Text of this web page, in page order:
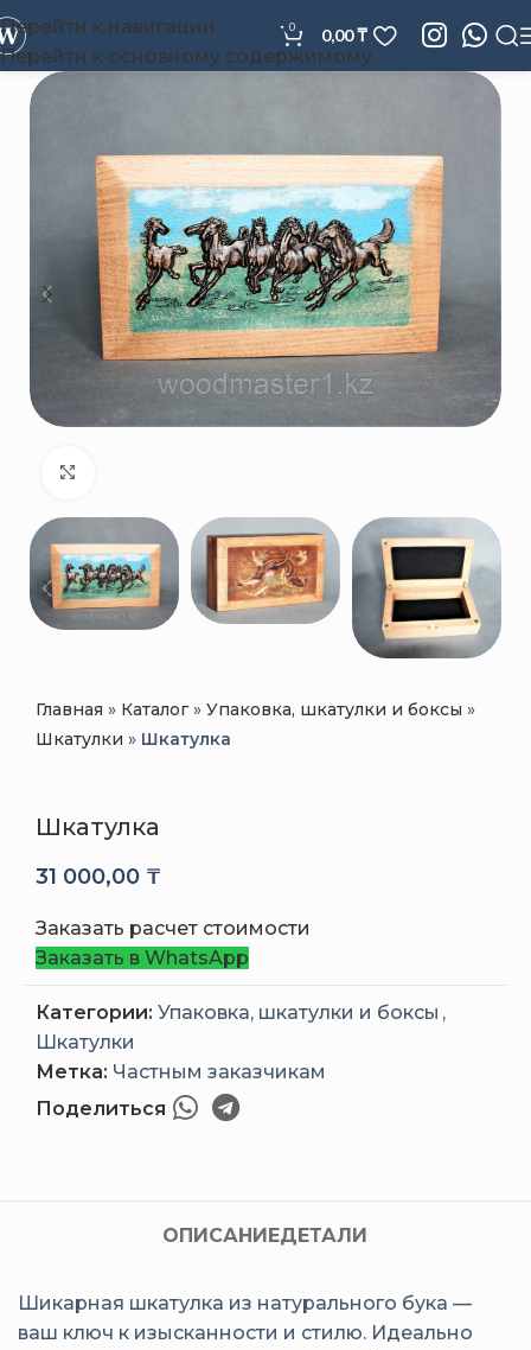
Перейти к навигации
Перейти к основному содержимому
0 0,00₸
Главная » Каталог» Упаковка, шкатулки и боксы »
Шкатулки » Шкатулка
Шкатулка
31 000,00 ₸
Заказать расчет стоимости
Заказать в WhatsApp
Категории: Упаковка, шкатулки и боксы ,
Шкатулки
Метка: Частным заказчикам
Поделиться
ОПИСАНИЕДЕТАЛИ
Шикарная шкатулка из натурального бука —
ваш ключ к изысканности и стилю. Идеально